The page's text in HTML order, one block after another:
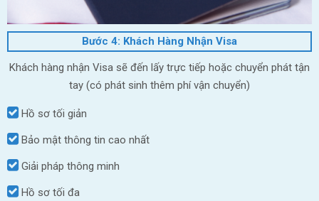
Bước 4: Khách Hàng Nhận Visa
Khách hàng nhận Visa sẽ đến lấy trực tiếp hoặc chuyển phát tận
tay (có phát sinh thêm phí vận chuyển)
Hồ sơ tối giản
Bảo mật thông tin cao nhất
Giải pháp thông minh
Hồ sơ tối đa